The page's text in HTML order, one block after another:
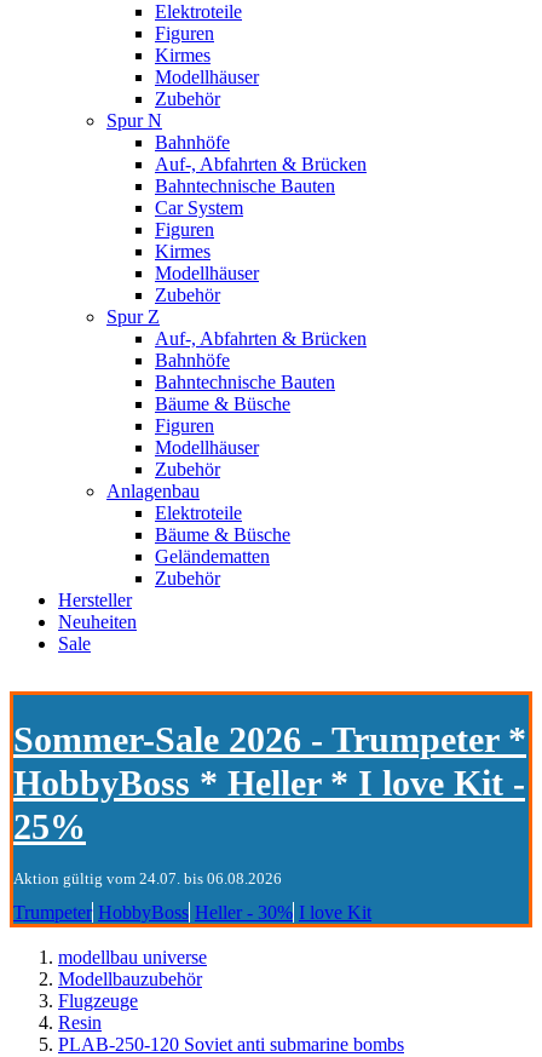
Elektroteile
Figuren
Kirmes
Modellhäuser
Zubehör
Spur N
Bahnhöfe
Auf-, Abfahrten & Brücken
Bahntechnische Bauten
Car System
Figuren
Kirmes
Modellhäuser
Zubehör
Spur Z
Auf-, Abfahrten & Brücken
Bahnhöfe
Bahntechnische Bauten
Bäume & Büsche
Figuren
Modellhäuser
Zubehör
Anlagenbau
Elektroteile
Bäume & Büsche
Geländematten
Zubehör
Hersteller
Neuheiten
Sale
Sommer-Sale 2026 - Trumpeter *
HobbyBoss * Heller * I love Kit -
25%
Aktion gültig vom 24.07. bis 06.08.2026
Trumpeter HobbyBoss Heller - 30% I love Kit
modellbau universe
Modellbauzubehör
Flugzeuge
Resin
PLAB-250-120 Soviet anti submarine bombs